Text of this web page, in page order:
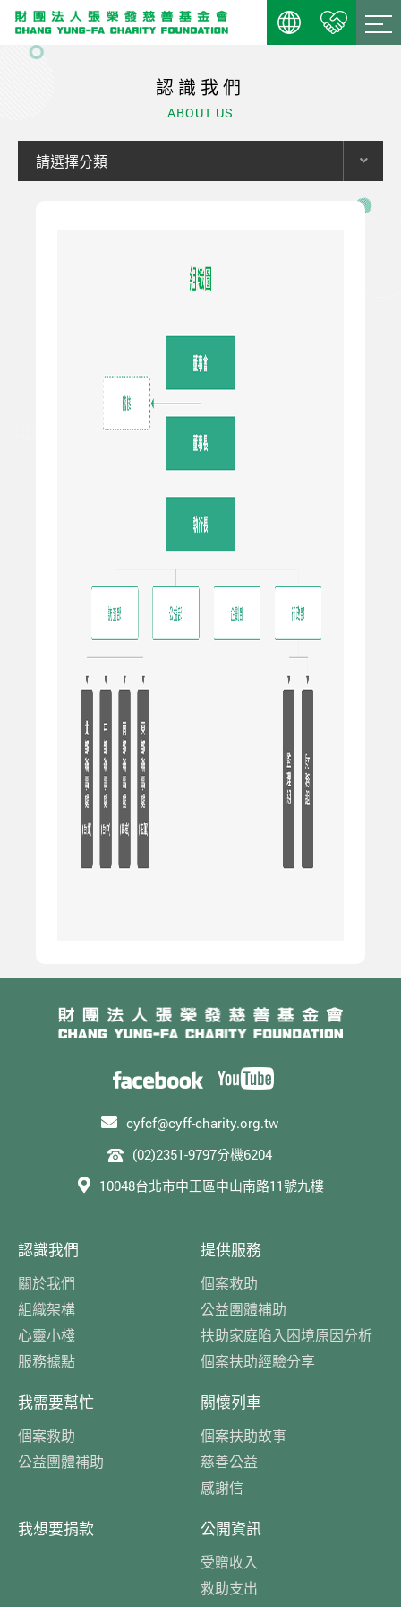
認識我們
ABOUT US
請選擇分類
cyfcf@cyff-charity.org.tw
(02)2351-9797分機6204
10048台北市中正區中山南路11號九樓
認識我們
關於我們
組織架構
心靈小棧
服務據點
提供服務
個案救助
公益團體補助
扶助家庭陷入困境原因分析
個案扶助經驗分享
我需要幫忙
個案救助
公益團體補助
關懷列車
個案扶助故事
慈善公益
感謝信
我想要捐款 公開資訊
受贈收入
救助支出